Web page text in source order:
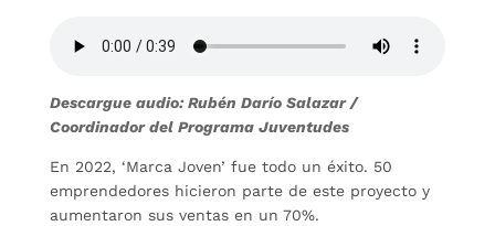
Descargue audio: Rubén Darío Salazar /
Coordinador del Programa Juventudes
En 2022, ‘Marca Joven’ fue todo un éxito. 50
emprendedores hicieron parte de este proyecto y
aumentaron sus ventas en un 70%.